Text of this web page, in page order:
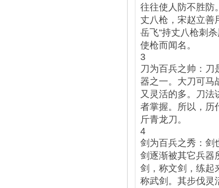
往往使人防不胜防
丈八枪，宋赵立善
岳飞“持丈八枪刺
使枪而闻名。
3
刀为百兵之帅：刀
器之一。大刀可马
又灵活的多。刀法
者掌握。所以，历
斤青龙刀。
4
剑为百兵之秀：剑
剑逐渐被其它兵器
剑，称文剑，练起
称武剑。其步伐灵